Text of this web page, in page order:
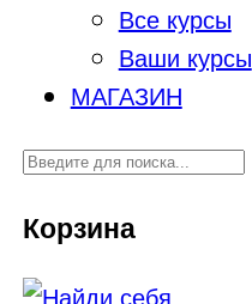
Все курсы
Ваши курсы
МАГАЗИН
Корзина